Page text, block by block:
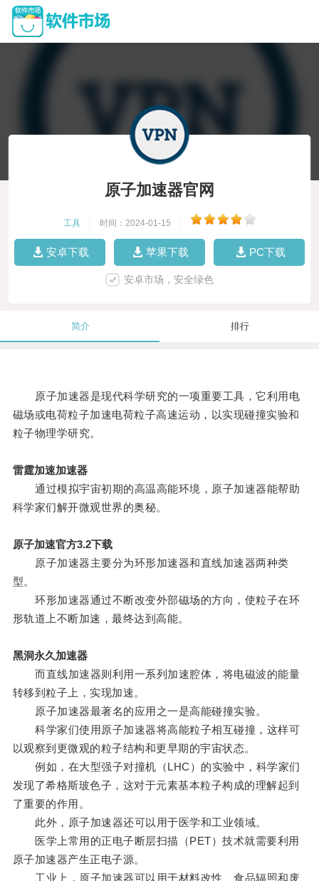
原子加速器官网
工具 时间：2024-01-15
安卓下载 苹果下载 PC下载
安卓市场，安全绿色
简介 排行
原子加速器是现代科学研究的一项重要工具，它利用电
磁场或电荷粒子加速电荷粒子高速运动，以实现碰撞实验和
粒子物理学研究。
雷霆加速加速器
通过模拟宇宙初期的高温高能环境，原子加速器能帮助
科学家们解开微观世界的奥秘。
原子加速官方3.2下载
原子加速器主要分为环形加速器和直线加速器两种类
型。
环形加速器通过不断改变外部磁场的方向，使粒子在环
形轨道上不断加速，最终达到高能。
黑洞永久加速器
而直线加速器则利用一系列加速腔体，将电磁波的能量
转移到粒子上，实现加速。
原子加速器最著名的应用之一是高能碰撞实验。
科学家们使用原子加速器将高能粒子相互碰撞，这样可
以观察到更微观的粒子结构和更早期的宇宙状态。
例如，在大型强子对撞机（LHC）的实验中，科学家们
发现了希格斯玻色子，这对于元素基本粒子构成的理解起到
了重要的作用。
此外，原子加速器还可以用于医学和工业领域。
医学上常用的正电子断层扫描（PET）技术就需要利用
原子加速器产生正电子源。
工业上，原子加速器可以用于材料改性、食品辐照和废